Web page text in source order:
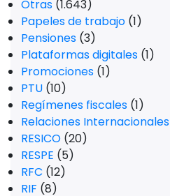
Otras (1.643)
Papeles de trabajo (1)
Pensiones (3)
Plataformas digitales (1)
Promociones (1)
PTU (10)
Regímenes fiscales (1)
Relaciones Internacionales
RESICO (20)
RESPE (5)
RFC (12)
RIF (8)